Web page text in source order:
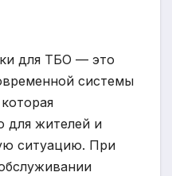
для ТБО — это
системы
для жителей и
ситуацию. При